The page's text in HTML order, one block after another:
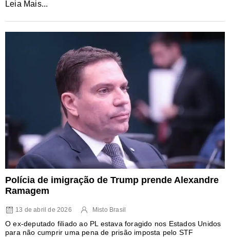
Leia Mais...
Polícia de imigração de Trump prende Alexandre
Ramagem
13 de abril de 2026 Misto Brasil
O ex-deputado filiado ao PL estava foragido nos Estados Unidos
para não cumprir uma pena de prisão imposta pelo STF